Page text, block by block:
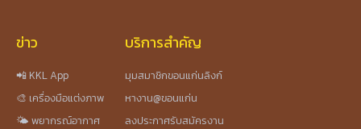
ข่าว
📲 KKL App
🎨 เครื่องมือแต่งภาพ
🌤️ พยากรณ์อากาศ
บริการสำคัญ
มุมสมาชิกขอนแก่นลิงก์
หางาน@ขอนแก่น
ลงประกาศรับสมัครงาน